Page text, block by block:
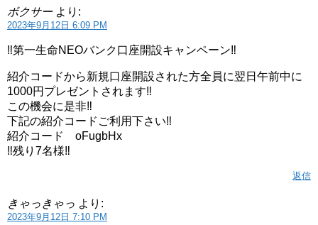
ボクサー より:
2023年9月12日 6:09 PM
‼️第一生命NEOバンク口座開設キャンペーン‼️
紹介コードから新規口座開設された方全員に翌日午前中に
1000円プレゼントされます‼️
この機会に是非‼️
下記の紹介コードご利用下さい‼️
紹介コード oFugbHx
‼️残り7名様‼️
返信
きゃっきゃっ より:
2023年9月12日 7:10 PM